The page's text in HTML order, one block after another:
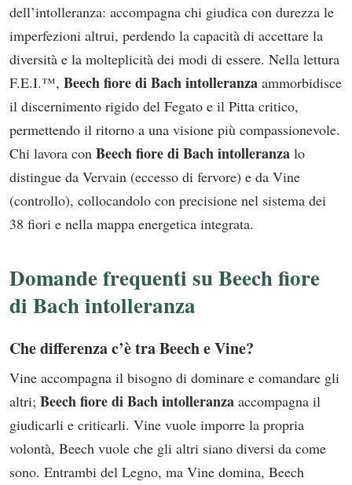
dell’intolleranza: accompagna chi giudica con durezza le
imperfezioni altrui, perdendo la capacità di accettare la
diversità e la molteplicità dei modi di essere. Nella lettura
F.E.I.™, Beech fiore di Bach intolleranza ammorbidisce
il discernimento rigido del Fegato e il Pitta critico,
permettendo il ritorno a una visione più compassionevole.
Chi lavora con Beech fiore di Bach intolleranza lo
distingue da Vervain (eccesso di fervore) e da Vine
(controllo), collocandolo con precisione nel sistema dei
38 fiori e nella mappa energetica integrata.
Domande frequenti su Beech fiore
di Bach intolleranza
Che differenza c’è tra Beech e Vine?
Vine accompagna il bisogno di dominare e comandare gli
altri; Beech fiore di Bach intolleranza accompagna il
giudicarli e criticarli. Vine vuole imporre la propria
volontà, Beech vuole che gli altri siano diversi da come
sono. Entrambi del Legno, ma Vine domina, Beech